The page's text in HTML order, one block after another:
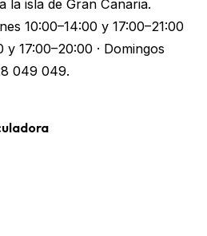
la isla de Gran Canaria.
10:00–14:00 y 17:00–21:00
y 17:00–20:00 · Domingos
049 049.